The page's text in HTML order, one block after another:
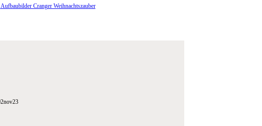
Aufbaubilder Cranger Weihnachtszauber